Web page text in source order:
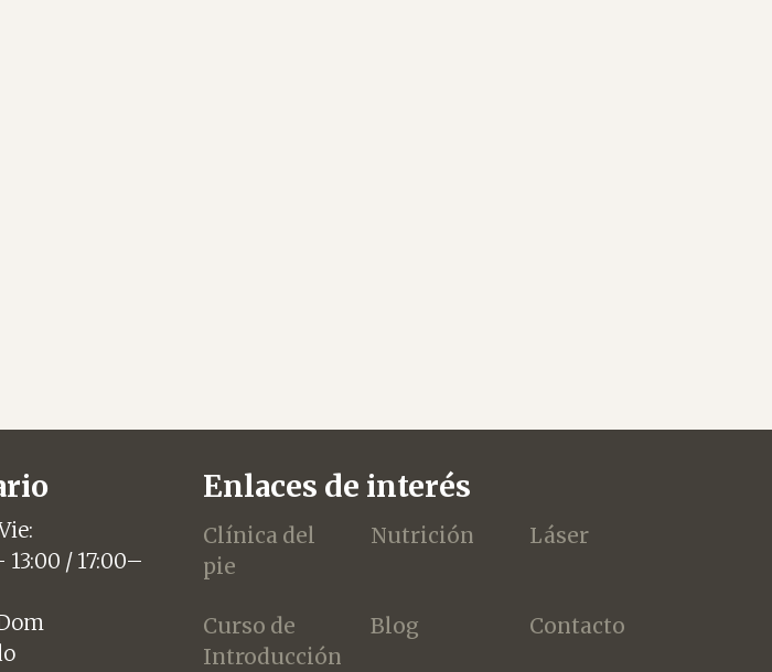
13:00 / 17:00–
Enlaces de interés
Clínica del
pie
Nutrición Láser
Curso de
Introducción
Blog Contacto